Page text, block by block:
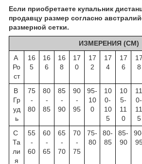
Если приобретаете купальник
продавцу размер согласно
размерной сетки.
ИЗМЕРЕНИЯ (СМ)
А
Ро
ст
16
5
16
6
16
8
17
0
17
2
17
4
17
6
17
8
B
Гр
уд
ь
75
-
80
80
-
85
85
-
90
90
-
95
95-
10
0
10
0-
10
5
10
5-
11
0
11
0-
11
5
C
Та
ли
я
55
-
60
60
-
65
65
-
70
70
-
75
75-
80
80-
85
85-
90